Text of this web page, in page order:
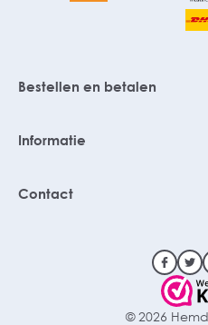
Bestellen en betalen
Informatie
Contact
© 2026